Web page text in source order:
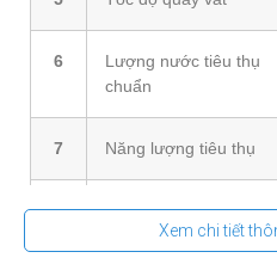
6
Lượng nước tiêu thụ
chuẩn
7 Năng lượng tiêu thụ
8 Kiểu động cơ
Xem chi tiết